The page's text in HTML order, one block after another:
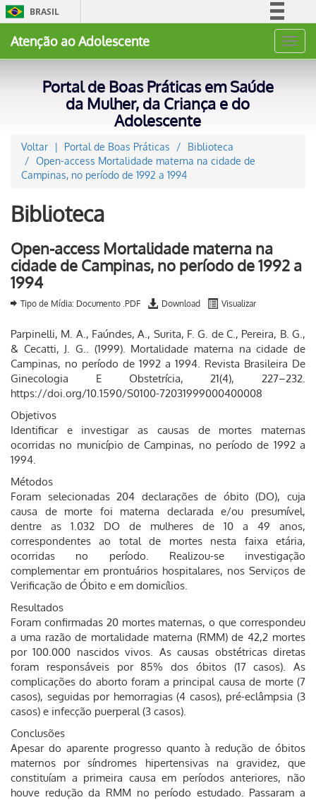
BRASIL
Acesso à informação
Atenção ao Adolescente
Portal de Boas Práticas em Saúde
da Mulher, da Criança e do
Adolescente
Voltar Portal de Boas Práticas
Biblioteca
Open-access Mortalidade materna na cidade de
Campinas, no período de 1992 a 1994
Biblioteca
Open-access Mortalidade materna na
cidade de Campinas, no período de 1992 a
1994
Tipo de Mídia: Documento .PDF Download Visualizar
Parpinelli, M. A., Faúndes, A., Surita, F. G. de C., Pereira, B. G.,
& Cecatti, J. G.. (1999). Mortalidade materna na cidade de
Campinas, no período de 1992 a 1994. Revista Brasileira De
Ginecologia E Obstetrícia, 21(4), 227–232.
https://doi.org/10.1590/S0100-72031999000400008
Objetivos
Identificar e investigar as causas de mortes maternas
ocorridas no município de Campinas, no período de 1992 a
1994.
Métodos
Foram selecionadas 204 declarações de óbito (DO), cuja
causa de morte foi materna declarada e/ou presumível,
dentre as 1.032 DO de mulheres de 10 a 49 anos,
correspondentes ao total de mortes nesta faixa etária,
ocorridas no período. Realizou-se investigação
complementar em prontuários hospitalares, nos Serviços de
Verificação de Óbito e em domicílios.
Resultados
Foram confirmadas 20 mortes maternas, o que correspondeu
a uma razão de mortalidade materna (RMM) de 42,2 mortes
por 100.000 nascidos vivos. As causas obstétricas diretas
foram responsáveis por 85% dos óbitos (17 casos). As
complicações do aborto foram a principal causa de morte (7
casos), seguidas por hemorragias (4 casos), pré-eclâmpsia (3
casos) e infecção puerperal (3 casos).
Conclusões
Apesar do aparente progresso quanto à redução de óbitos
maternos por síndromes hipertensivas na gravidez, que
constituíam a primeira causa em períodos anteriores, não
houve redução da RMM no período estudado. Passaram a